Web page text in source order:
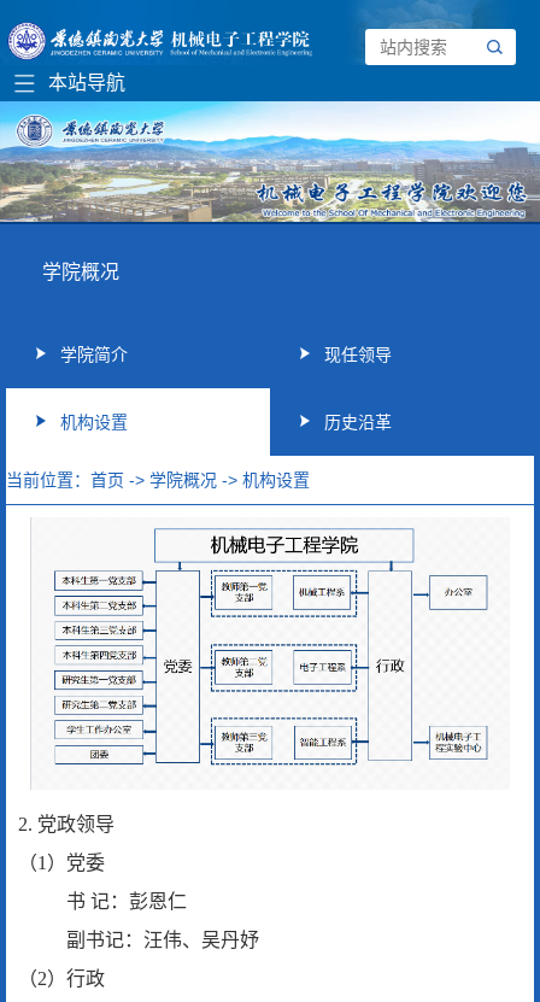
学院概况
学院简介 现任领导
机构设置 历史沿革
当前位置： 首页 -> 学院概况 -> 机构设置
2. 党政领导
（1）党委
书 记：彭恩仁
副书记：汪伟、吴丹妤
（2）行政